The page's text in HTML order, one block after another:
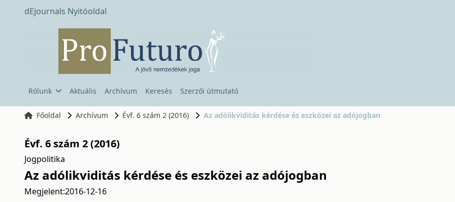
dEjournals Nyitóoldal
Rólunk Aktuális Archívum Keresés Szerzői útmutató
Főoldal Archívum Évf. 6 szám 2 (2016) Az adólikviditás kérdése és eszközei az adójogban
Évf. 6 szám 2 (2016)
Jogpolitika
Az adólikviditás kérdése és eszközei az adójogban
Megjelent:2016-12-16